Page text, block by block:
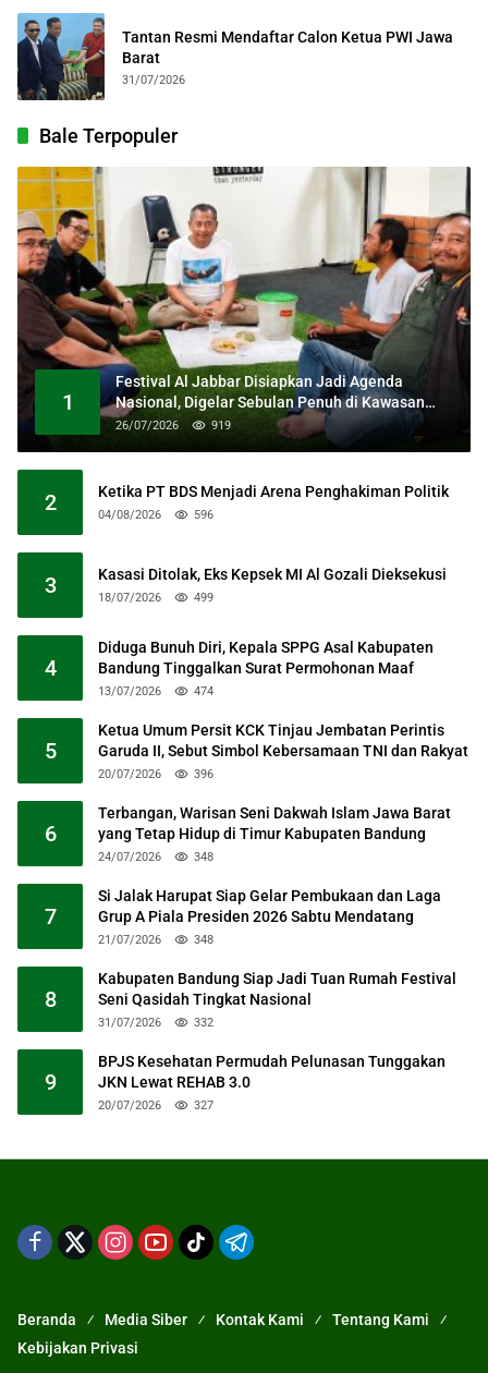
Tantan Resmi Mendaftar Calon Ketua PWI Jawa
Barat
31/07/2026
Bale Terpopuler
1
Festival Al Jabbar Disiapkan Jadi Agenda
Nasional, Digelar Sebulan Penuh di Kawasan
Masjid Raya Al Jabbar
26/07/2026 919
2 Ketika PT BDS Menjadi Arena Penghakiman Politik
04/08/2026 596
3 Kasasi Ditolak, Eks Kepsek MI Al Gozali Dieksekusi
18/07/2026 499
4
Diduga Bunuh Diri, Kepala SPPG Asal Kabupaten
Bandung Tinggalkan Surat Permohonan Maaf
13/07/2026 474
5
Ketua Umum Persit KCK Tinjau Jembatan Perintis
Garuda II, Sebut Simbol Kebersamaan TNI dan Rakyat
20/07/2026 396
6
Terbangan, Warisan Seni Dakwah Islam Jawa Barat
yang Tetap Hidup di Timur Kabupaten Bandung
24/07/2026 348
7
Si Jalak Harupat Siap Gelar Pembukaan dan Laga
Grup A Piala Presiden 2026 Sabtu Mendatang
21/07/2026 348
8
Kabupaten Bandung Siap Jadi Tuan Rumah Festival
Seni Qasidah Tingkat Nasional
31/07/2026 332
9
BPJS Kesehatan Permudah Pelunasan Tunggakan
JKN Lewat REHAB 3.0
20/07/2026 327
Beranda Media Siber Kontak Kami
Tentang Kami
Kebijakan Privasi